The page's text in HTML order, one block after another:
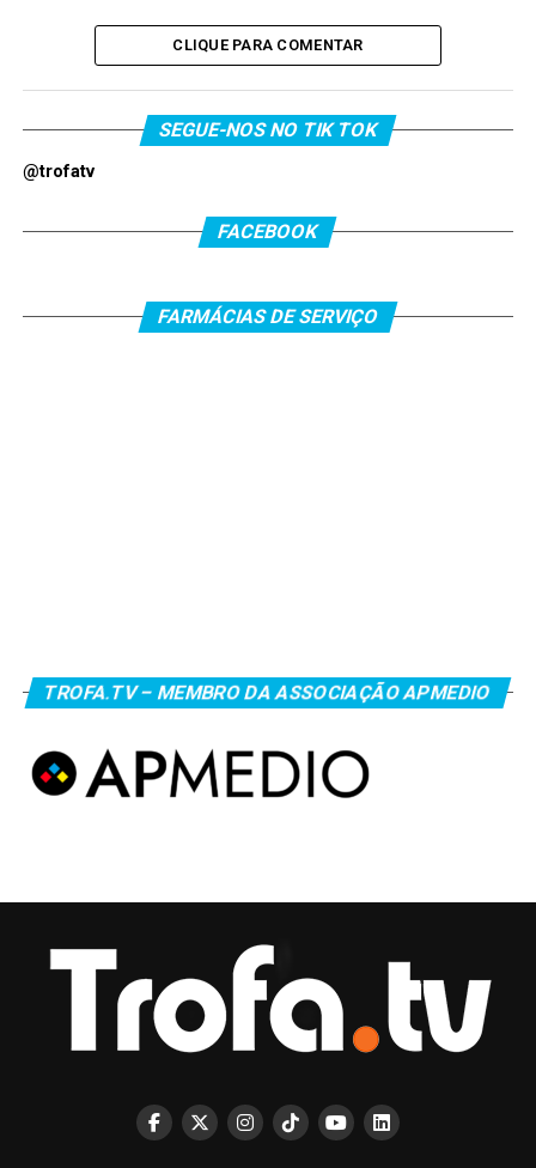
CLIQUE PARA COMENTAR
SEGUE-NOS NO TIK TOK
@trofatv
FACEBOOK
FARMÁCIAS DE SERVIÇO
TROFA.TV – MEMBRO DA ASSOCIAÇÃO APMEDIO